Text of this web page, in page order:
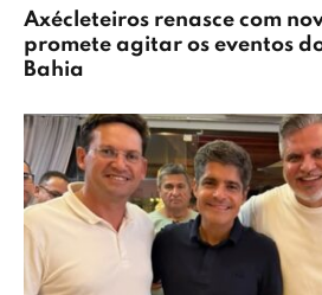
Axécleteiros renasce com
promete agitar os eventos
Bahia